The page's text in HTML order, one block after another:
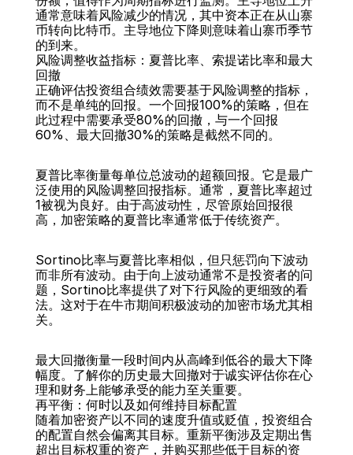
通常意味着风险减少的情况，其中资本正在从山寨
币转向比特币。主导地位下降则意味着山寨币季节
的到来。
风险调整收益指标：夏普比率、索提诺比率和最大
回撤
正确评估投资组合绩效需要基于风险调整的指标，
而不是单纯的回报。一个回报100%的策略，但在
此过程中需要承受80%的回撤，与一个回报
60%、最大回撤30%的策略是截然不同的。
夏普比率衡量每单位总波动的超额回报。它是最广
泛使用的风险调整回报指标。通常，夏普比率超过
1被视为良好。由于高波动性，尽管原始回报很
高，加密策略的夏普比率通常低于传统资产。
Sortino比率与夏普比率相似，但只惩罚向下波动
而非所有波动。由于向上波动通常不是投资者的问
题，Sortino比率提供了对下行风险的更细致的看
法。这对于在牛市期间积极波动的加密市场尤其相
关。
最大回撤衡量一段时间内从高峰到低谷的最大下降
幅度。了解你的历史最大回撤对于诚实评估你在心
理和财务上能够承受的能力至关重要。
再平衡：何时以及如何维持目标配置
随着加密资产以不同的速度升值或贬值，投资组合
的配置自然会偏离其目标。重新平衡涉及定期出售
超出目标权重的资产，并购买那些低于目标的资